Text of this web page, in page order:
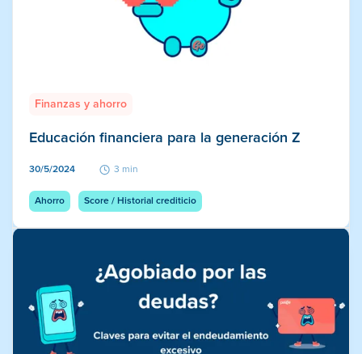
Finanzas y ahorro
Educación financiera para la generación Z
30/5/2024 3 min
Ahorro Score / Historial crediticio